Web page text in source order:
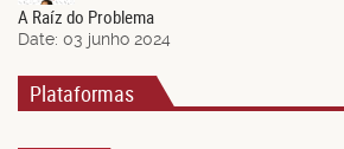
A Raíz do Problema
Date: 03 junho 2024
Plataformas